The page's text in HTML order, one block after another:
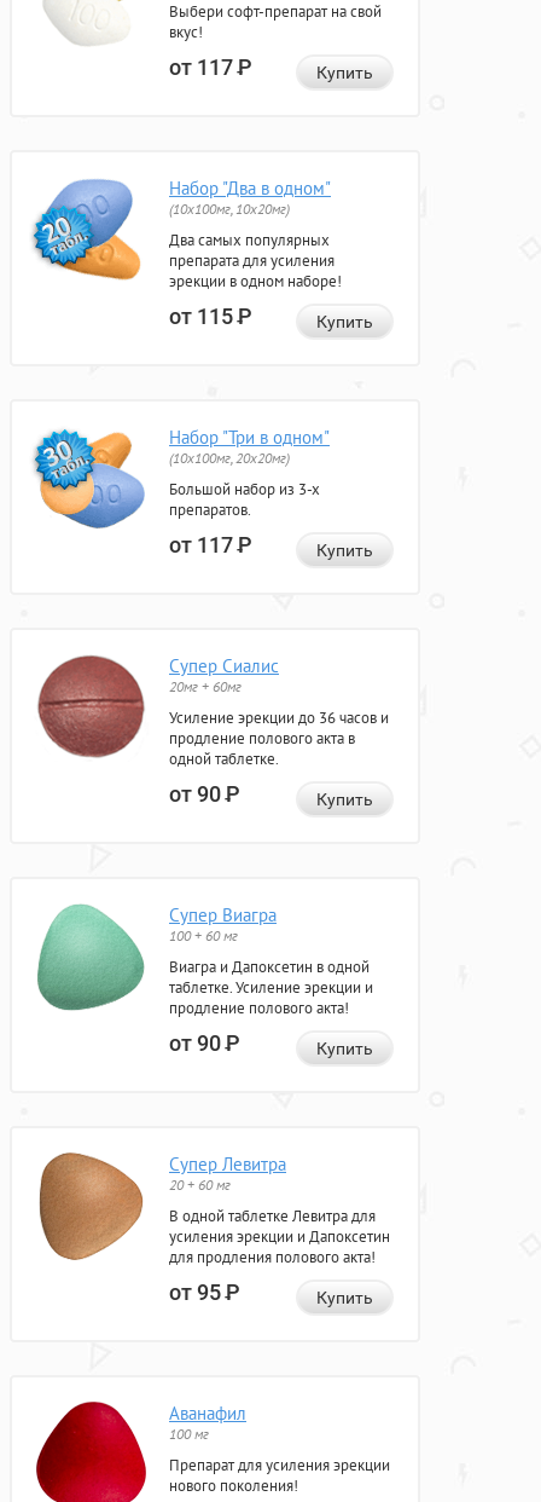
Выбери софт-препарат на свой
вкус!
от 117Р Купить
Набор "Два в одном"
(10x100мг, 10x20мг)
Два самых популярных
препарата для усиления
эрекции в одном наборе!
от 115Р Купить
Набор "Три в одном"
(10x100мг, 20x20мг)
Большой набор из 3-х
препаратов.
от 117Р Купить
Супер Сиалис
20мг + 60мг
Усиление эрекции до 36 часов и
продление полового акта в
одной таблетке.
от 90Р Купить
Супер Виагра
100 + 60 мг
Виагра и Дапоксетин в одной
таблетке. Усиление эрекции и
продление полового акта!
от 90Р Купить
Супер Левитра
20 + 60 мг
В одной таблетке Левитра для
усиления эрекции и Дапоксетин
для продления полового акта!
от 95Р Купить
Аванафил
100 мг
Препарат для усиления эрекции
нового поколения!